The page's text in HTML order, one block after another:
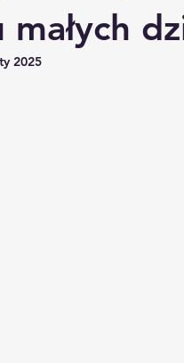
2025